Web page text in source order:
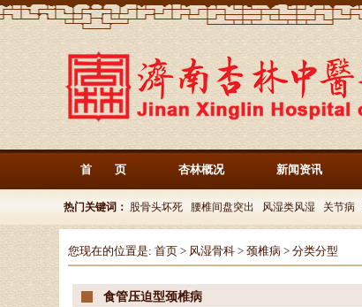
首 页 杏林概况 新闻资讯
热门关键词： 股骨头坏死 腰椎间盘突出 风湿类风湿 关节病
您现在的位置是: 首页 > 风湿骨科 > 颈椎病 > 分类分型
食管压迫型颈椎病